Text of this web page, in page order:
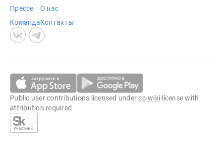
Прессе
Команда
О нас
Контакты
Public user contributions licensed undercc-wiki license with
attribution required